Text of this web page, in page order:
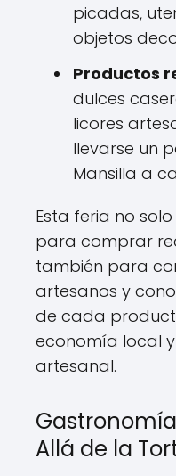
picadas,
objetos
Productos
dulces
licores
llevarse un
Mansilla a
Esta feria no
para comprar
también para
artesanos y
de cada
economía local
artesanal.
Allá de la